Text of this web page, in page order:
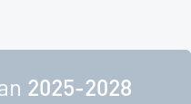
2025-2028